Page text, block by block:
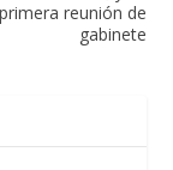
primera reunión de
gabinete